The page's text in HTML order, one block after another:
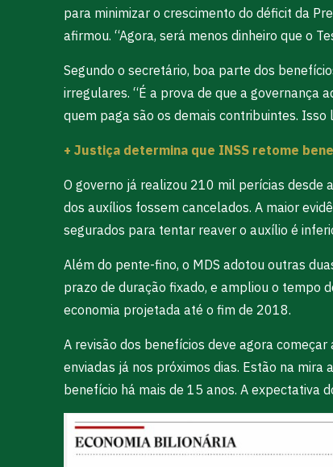
para minimizar o crescimento do déficit da
afirmou. “Agora, será menos dinheiro que o
Segundo o secretário, boa parte dos
irregulares. “É a prova de que a governança
quem paga são os demais contribuintes. Isso
+ Justiça determina que INSS retome
O governo já realizou 210 mil perícias desde
dos auxílios fossem cancelados. A maior
segurados para tentar reaver o auxílio é
Além do pente-fino, o MDS adotou outras
prazo de duração fixado, e ampliou o tempo
economia projetada até o fim de 2018.
A revisão dos benefícios deve agora
enviadas já nos próximos dias. Estão na
benefício há mais de 15 anos. A expectativa